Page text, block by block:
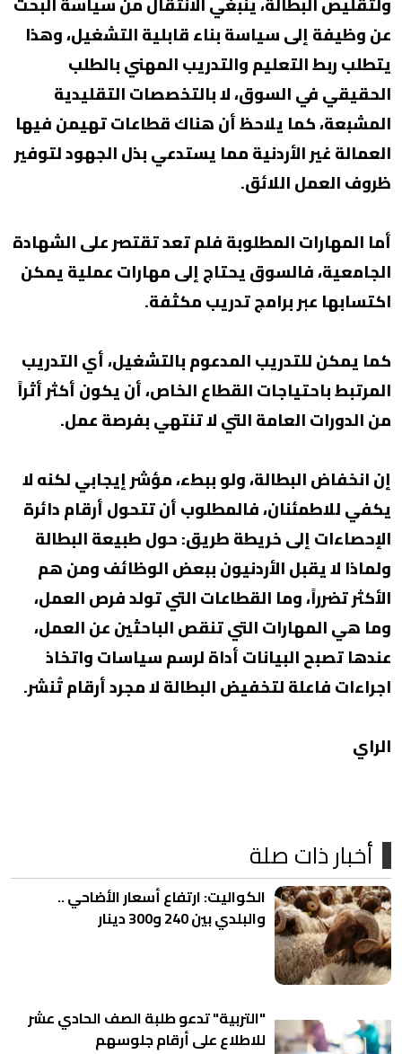
عن وظيفة إلى سياسة بناء قابلية التشغيل، وهذا
يتطلب ربط التعليم والتدريب المهني بالطلب
الحقيقي في السوق، لا بالتخصصات التقليدية
المشبعة، كما يلاحظ أن هناك قطاعات تهيمن فيها
العمالة غير الأردنية مما يستدعي بذل الجهود لتوفير
ظروف العمل اللائق.
أما المهارات المطلوبة فلم تعد تقتصر على الشهادة
الجامعية، فالسوق يحتاج إلى مهارات عملية يمكن
اكتسابها عبر برامج تدريب مكثفة.
كما يمكن للتدريب المدعوم بالتشغيل، أي التدريب
المرتبط باحتياجات القطاع الخاص، أن يكون أكثر أثراً
من الدورات العامة التي لا تنتهي بفرصة عمل.
إن انخفاض البطالة، ولو ببطء، مؤشر إيجابي لكنه لا
يكفي للاطمئنان، فالمطلوب أن تتحول أرقام دائرة
الإحصاءات إلى خريطة طريق: حول طبيعة البطالة
ولماذا لا يقبل الأردنيون ببعض الوظائف ومن هم
الأكثر تضرراً، وما القطاعات التي تولد فرص العمل،
وما هي المهارات التي تنقص الباحثين عن العمل،
عندها تصبح البيانات أداة لرسم سياسات واتخاذ
اجراءات فاعلة لتخفيض البطالة لا مجرد أرقام تُنشر.
الراي
أخبار ذات صلة
الكواليت: ارتفاع أسعار الأضاحي ..
والبلدي بين 240 و300 دينار
"التربية" تدعو طلبة الصف الحادي عشر
للاطلاع على أرقام جلوسهم